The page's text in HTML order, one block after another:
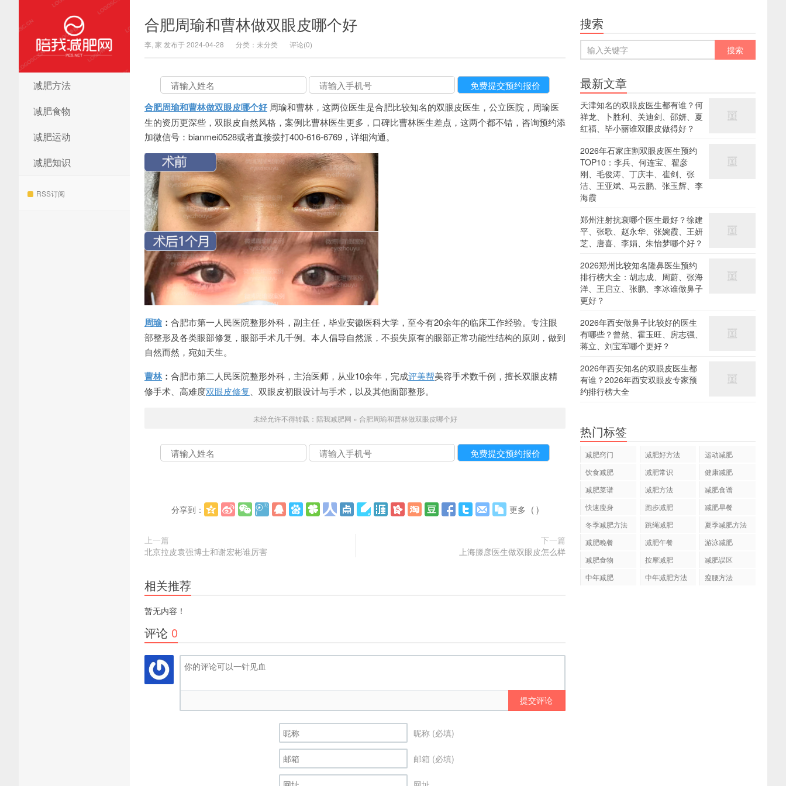
陪我减肥网
减肥方法
减肥食物
减肥运动
减肥知识
RSS订阅
合肥周瑜和曹林做双眼皮哪个好
李, 家 发布于 2024-04-28 分类：未分类 评论(0)
合肥周瑜和曹林做双眼皮哪个好周瑜和曹林，这两位医生是合肥比较知名的双眼皮医生，公立医院，周瑜医
生的资历更深些，双眼皮自然风格，案例比曹林医生更多，口碑比曹林医生差点，这两个都不错，咨询预约添
加微信号：bianmei0528或者直接拨打400-616-6769，详细沟通。
周瑜 ： 合肥市第一人民医院整形外科，副主任，毕业安徽医科大学，至今有20余年的临床工作经验。专注眼
部整形及各类眼部修复，眼部手术几千例。本人倡导自然派，不损失原有的眼部正常功能性结构的原则，做到
自然而然，宛如天生。
曹林： 合肥市第二人民医院整形外科，主治医师，从业10余年，完成评美帮美容手术数千例，擅长双眼皮精
修手术、高难度双眼皮修复 、双眼皮初眼设计与手术，以及其他面部整形。
未经允许不得转载： 陪我减肥网 » 合肥周瑜和曹林做双眼皮哪个好
分享到： 更多 ( )
上一篇
北京拉皮袁强博士和谢宏彬谁厉害
下一篇
上海滕彦医生做双眼皮怎么样
相关推荐
暂无内容！
评论 0
提交评论
昵称 (必填)
邮箱 (必填)
搜索
最新文章
天津知名的双眼皮医生都有谁？何
祥龙、卜胜利、关迪剑、邵妍、夏
红福、毕小丽谁双眼皮做得好？
2026年石家庄割双眼皮医生预约
TOP10：李兵、何连宝、翟彦
刚、毛俊涛、丁庆丰、崔剑、张
洁、王亚斌、马云鹏、张玉辉、李
海霞
郑州注射抗衰哪个医生最好？徐建
平、张歌、赵永华、张婉霞、王妍
芝、唐喜、李娟、朱怡梦哪个好？
2026郑州比较知名隆鼻医生预约
排行榜大全：胡志成、周蔚、张海
洋、王启立、张鹏、李冰谁做鼻子
更好？
2026年西安做鼻子比较好的医生
有哪些？曾熬、霍玉旺、房志强、
蒋立、刘宝军哪个更好？
2026年西安知名的双眼皮医生都
有谁？2026年西安双眼皮专家预
约排行榜大全
热门标签
减肥窍门 减肥好方法
运动减肥
饮食减肥
减肥常识
健康减肥
减肥菜谱
减肥方法
减肥食谱
快速瘦身
跑步减肥
减肥早餐
冬季减肥方法
跳绳减肥
夏季减肥方法
减肥晚餐
减肥午餐
游泳减肥
减肥食物
按摩减肥
减肥误区
中年减肥
中年减肥方法 瘦腰方法